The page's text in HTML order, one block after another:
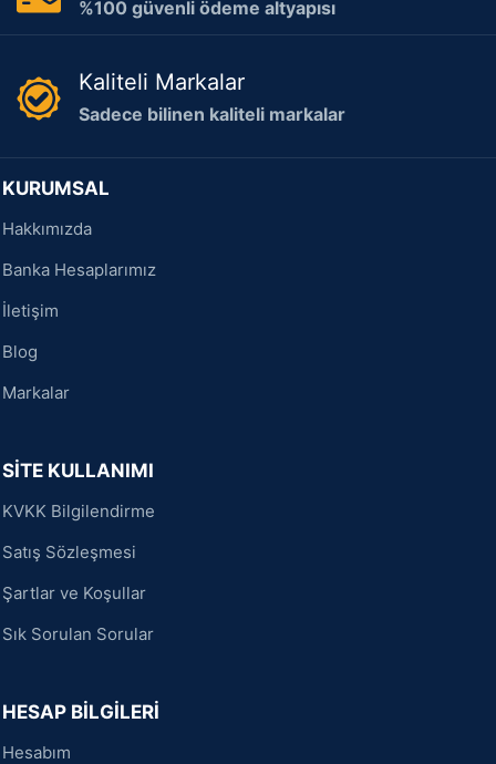
%100 güvenli ödeme altyapısı
Kaliteli Markalar
Sadece bilinen kaliteli markalar
KURUMSAL
Hakkımızda
Banka Hesaplarımız
İletişim
Blog
Markalar
SİTE KULLANIMI
KVKK Bilgilendirme
Satış Sözleşmesi
Şartlar ve Koşullar
Sık Sorulan Sorular
HESAP BİLGİLERİ
Hesabım